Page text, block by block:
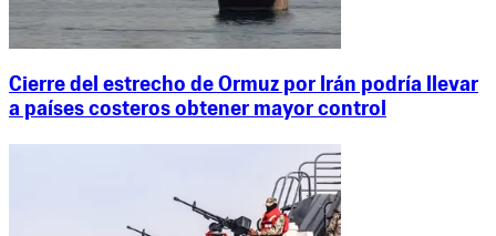
Cierre del estrecho de Ormuz por Irán podría llevar
a países costeros obtener mayor control